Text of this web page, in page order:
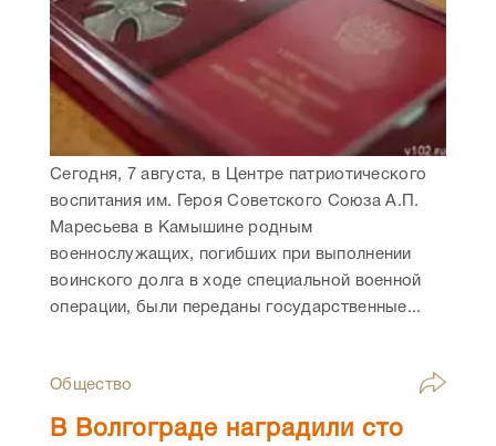
Сегодня, 7 августа, в Центре патриотического
воспитания им. Героя Советского Союза А.П.
Маресьева в Камышине родным
военнослужащих, погибших при выполнении
воинского долга в ходе специальной военной
операции, были переданы государственные...
Общество
В Волгограде наградили сто